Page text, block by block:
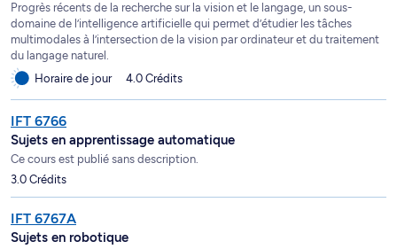
Progrès récents de la recherche sur la vision et le langage, un sous-
domaine de l’intelligence artificielle qui permet d’étudier les tâches
multimodales à l’intersection de la vision par ordinateur et du traitement
du langage naturel.
Horaire de jour
4.0 Crédits
IFT 6766
Sujets en apprentissage automatique
Ce cours est publié sans description.
3.0 Crédits
IFT 6767A
Sujets en robotique